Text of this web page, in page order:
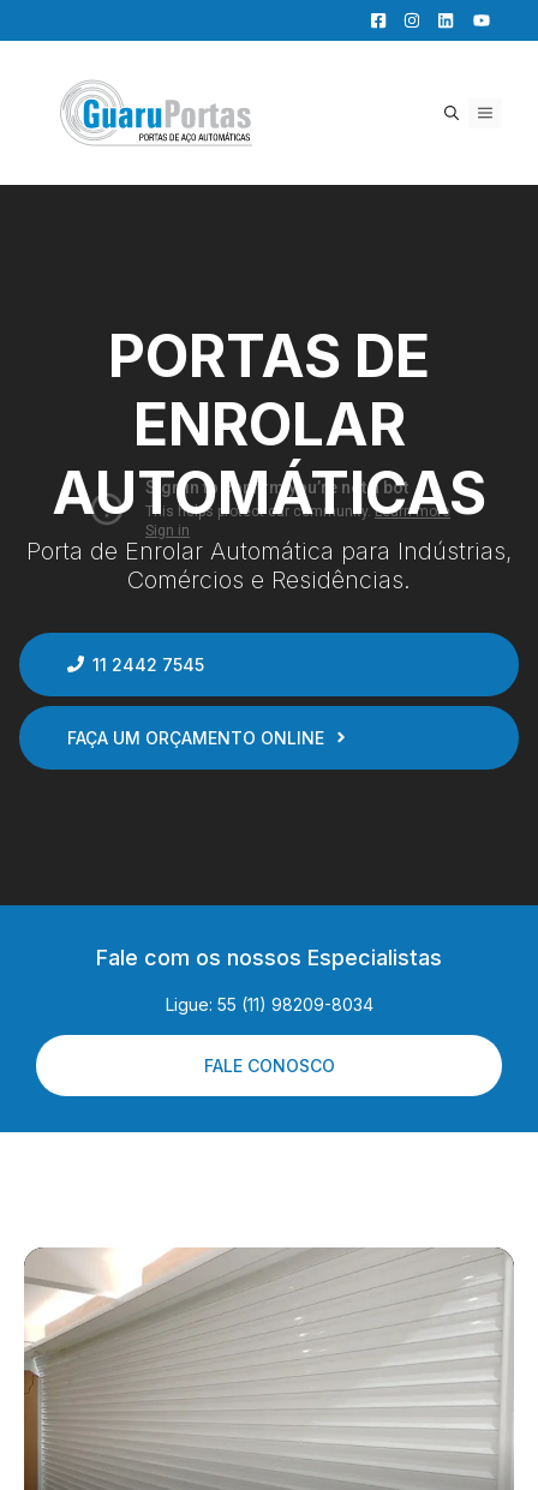
para
conteúdo
MENU
PORTAS DE
ENROLAR
AUTOMÁTICAS
Porta de Enrolar Automática para Indústrias,
Comércios e Residências.
11 2442 7545
FAÇA UM ORÇAMENTO ONLINE
Fale com os nossos Especialistas
Ligue: 55 (11) 98209-8034
FALE CONOSCO